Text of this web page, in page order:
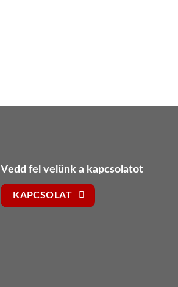
Vedd fel velünk a kapcsolatot
KAPCSOLAT